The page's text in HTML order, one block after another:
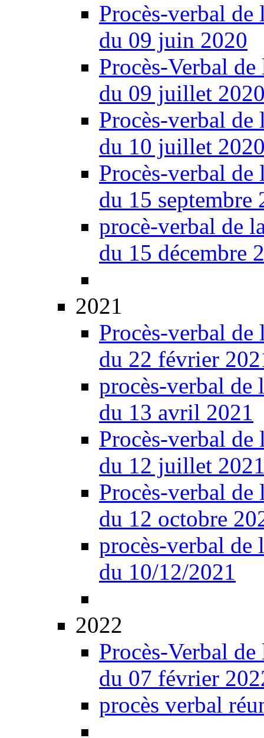
Procès-verbal
du 09 juin 2020
Procès-Verbal
du 09 juillet
Procès-verbal
du 10 juillet
Procès-verbal
du 15 septembre
procè-verbal de
du 15 décembre
2021
Procès-verbal
du 22 février
procès-verbal
du 13 avril 2021
Procès-verbal
du 12 juillet
Procès-verbal
du 12 octobre
procès-verbal
du 10/12/2021
2022
Procès-Verbal
du 07 février
procès verbal